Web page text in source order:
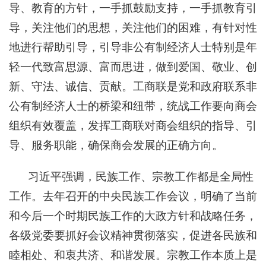
导、教育的方针，一手抓鼓励支持，一手抓教育引
导，关注他们的思想，关注他们的困难，有针对性
地进行帮助引导，引导非公有制经济人士特别是年
轻一代致富思源、富而思进，做到爱国、敬业、创
新、守法、诚信、贡献。工商联是党和政府联系非
公有制经济人士的桥梁和纽带，统战工作要向商会
组织有效覆盖，发挥工商联对商会组织的指导、引
导、服务职能，确保商会发展的正确方向。
习近平强调，民族工作、宗教工作都是全局性
工作。去年召开的中央民族工作会议，明确了当前
和今后一个时期民族工作的大政方针和战略任务，
各级党委要抓好会议精神贯彻落实，促进各民族和
睦相处、和衷共济、和谐发展。宗教工作本质上是